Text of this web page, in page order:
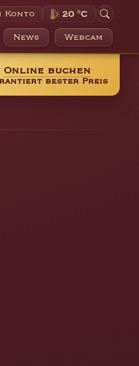
News Webcam
Konto 20 °C
Online buchen
bester Preis